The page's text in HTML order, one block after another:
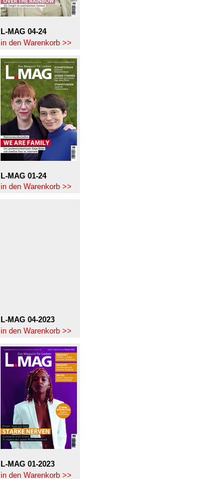
L-MAG 04-24
in den Warenkorb >>
L-MAG 01-24
in den Warenkorb >>
L-MAG 04-2023
in den Warenkorb >>
L-MAG 01-2023
in den Warenkorb >>